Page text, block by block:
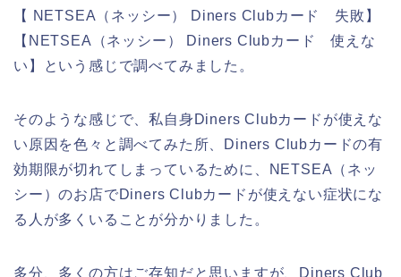
【 NETSEA（ネッシー） Diners Clubカード 失敗】
【NETSEA（ネッシー） Diners Clubカード 使えな
い】という感じで調べてみました。
そのような感じで、私自身Diners Clubカードが使えな
い原因を色々と調べてみた所、Diners Clubカードの有
効期限が切れてしまっているために、NETSEA（ネッ
シー）のお店でDiners Clubカードが使えない症状にな
る人が多くいることが分かりました。
多分、多くの方はご存知だと思いますが、Diners Club